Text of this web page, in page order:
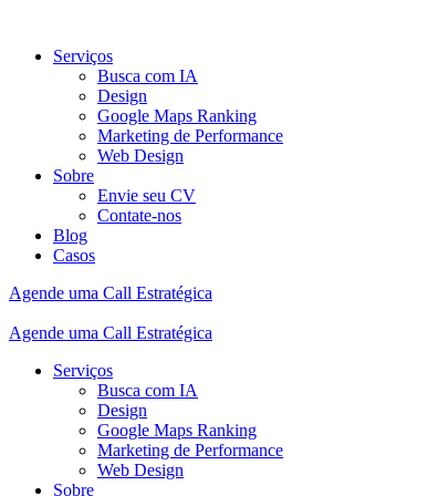
Serviços
Busca com IA
Design
Google Maps Ranking
Marketing de Performance
Web Design
Sobre
Envie seu CV
Contate-nos
Blog
Casos
Agende uma Call Estratégica
Agende uma Call Estratégica
Serviços
Busca com IA
Design
Google Maps Ranking
Marketing de Performance
Web Design
Sobre